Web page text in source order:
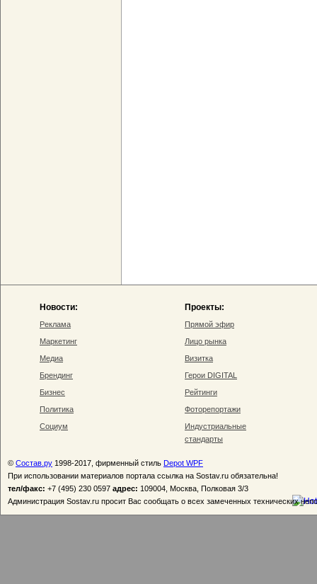
Новости:
Реклама
Маркетинг
Медиа
Брендинг
Бизнес
Политика
Социум
Проекты:
Прямой эфир
Лицо рынка
Визитка
Герои DIGITAL
Рейтинги
Фоторепортажи
Индустриальные
стандарты
© Состав.ру 1998-2017, фирменный стиль Depot WPF
При использовании материалов портала ссылка на Sostav.ru обязательна!
тел/факс: +7 (495) 230 0597 адрес: 109004, Москва, Полковая 3/3
Администрация Sostav.ru просит Вас сообщать о всех замеченных технических